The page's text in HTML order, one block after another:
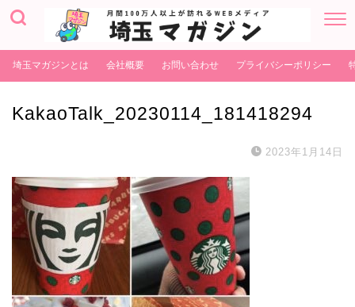
埼玉マガジンとは 会社概要 お問い合わせ プライバシーポリシー
KakaoTalk_20230114_181418294
2023年1月14日